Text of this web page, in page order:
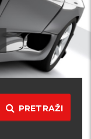
PRETRAŽI